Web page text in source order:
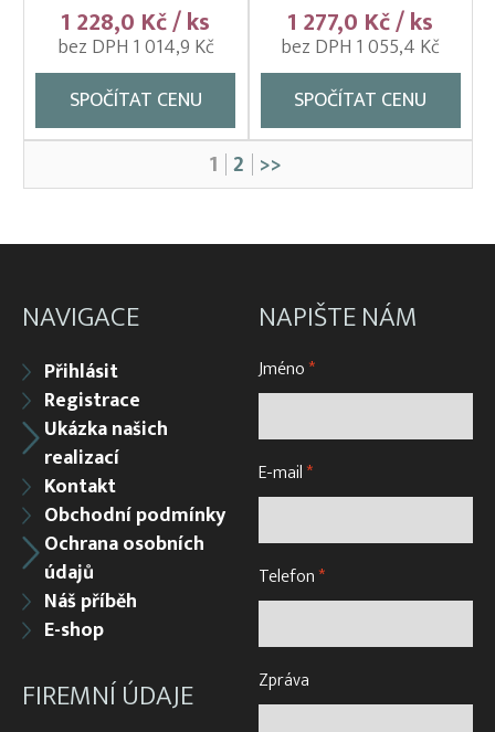
1 228,0 Kč / ks
bez DPH 1 014,9 Kč
SPOČÍTAT CENU
1 277,0 Kč / ks
bez DPH 1 055,4 Kč
SPOČÍTAT CENU
1 2 >>
NAVIGACE
Přihlásit
Registrace
Ukázka našich
realizací
Kontakt
Obchodní podmínky
Ochrana osobních
údajů
Náš příběh
E-shop
FIREMNÍ ÚDAJE
NAPIŠTE NÁM
Jméno*
E-mail*
Telefon*
Zpráva